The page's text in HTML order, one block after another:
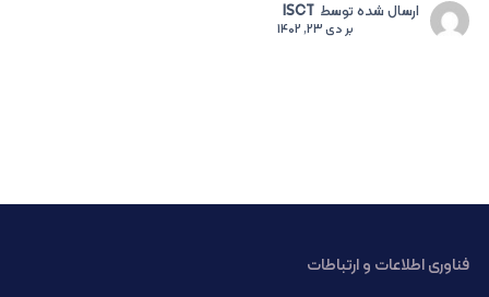
ارسال شده توسط ISCT
بردی 23, 1402
فناوری اطلاعات و ارتباطات